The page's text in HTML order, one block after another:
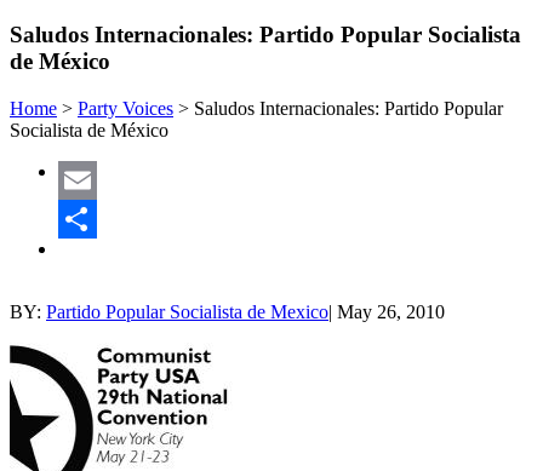
Saludos Internacionales: Partido Popular Socialista
de México
Home > Party Voices > Saludos Internacionales: Partido Popular
Socialista de México
Email
BY: Partido Popular Socialista de Mexico| May 26, 2010